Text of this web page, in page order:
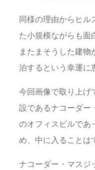
同様の理由からヒル
た小規模ながらも面
またまそうした建物
泊するという幸運に
今回画像で取り上げ
設であるナコーダー
のオフィスビルであ
め、中に入ることは
ナコーダー・マスジ